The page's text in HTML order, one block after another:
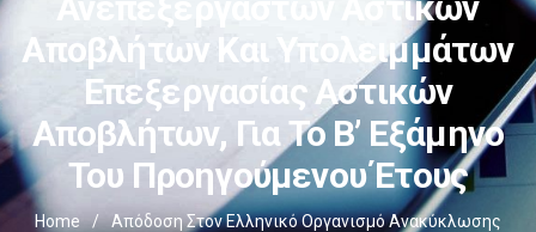
Αποβλήτων Και Υπολειμμάτων
Επεξεργασίας Αστικών
Αποβλήτων, Για Το Β’ Εξάμηνο
Του Προηγούμενου Έτους
Home /
Απόδοση Στον Ελληνικό Οργανισμό Ανακύκλωσης